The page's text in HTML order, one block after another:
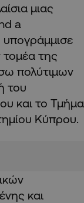
μιας
a
της
πολύτιμων
του
και το Τμήμα
Κύπρου.
και